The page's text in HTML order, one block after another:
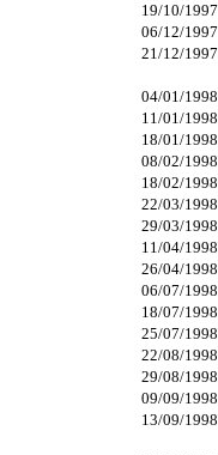
19/10/1997
06/12/1997
21/12/1997
04/01/1998
11/01/1998
18/01/1998
08/02/1998
18/02/1998
22/03/1998
29/03/1998
11/04/1998
26/04/1998
06/07/1998
18/07/1998
25/07/1998
22/08/1998
29/08/1998
09/09/1998
13/09/1998